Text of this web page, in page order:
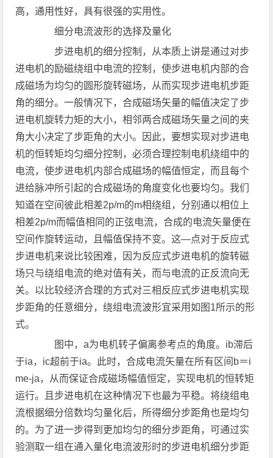
高，通用性好，具有很强的实用性。
细分电流波形的选择及量化
步进电机的细分控制，从本质上讲是通过对步
进电机的励磁绕组中电流的控制，使步进电机内部的合
成磁场为均匀的圆形旋转磁场，从而实现步进电机步距
角的细分。一般情况下，合成磁场矢量的幅值决定了步
进电机旋转力矩的大小，相邻两合成磁场矢量之间的夹
角大小决定了步距角的大小。因此，要想实现对步进电
机的恒转矩均匀细分控制，必须合理控制电机绕组中的
电流，使步进电机内部合成磁场的幅值恒定，而且每个
进给脉冲所引起的合成磁场的角度变化也要均匀。我们
知道在空间彼此相差2p/m的m相绕组，分别通以相位上
相差2p/m而幅值相同的正弦电流，合成的电流矢量便在
空间作旋转运动，且幅值保持不变。这—点对于反应式
步进电机来说比较困难，因为反应式步进电机的旋转磁
场只与绕组电流的绝对值有关，而与电流的正反流向无
关。以比较经济合理的方式对三相反应式步进电机实现
步距角的任意细分，绕组电流波形宜采用如图1所示的形
式。
图中，a为电机转子偏离参考点的角度。ib滞后
于ia，ic超前于ia。此时，合成电流矢量在所有区间b＝i
me-ja，从而保证合成磁场幅值恒定，实现电机的恒转矩
运行。且步进电机在这种情况下也最为平稳。将绕组电
流根据细分倍数均匀量化后，所得细分步距角也是均匀
的。为了进一步得到更加均匀的细分步距角，可通过实
验测取一组在通入量化电流波形时的步进电机细分步距